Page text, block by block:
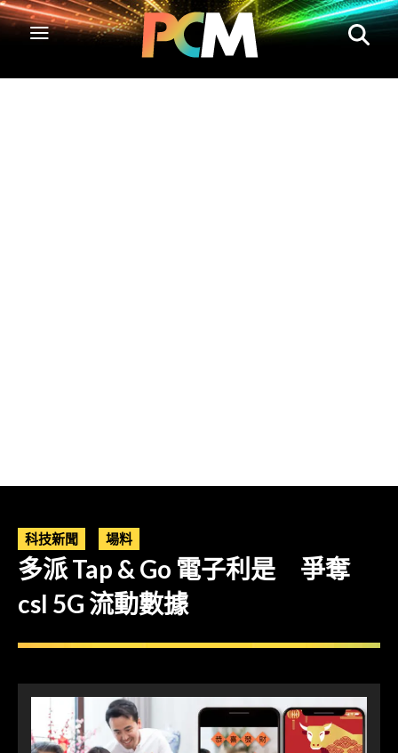
科技新聞 場料
多派 Tap & Go 電子利是 爭奪
csl 5G 流動數據